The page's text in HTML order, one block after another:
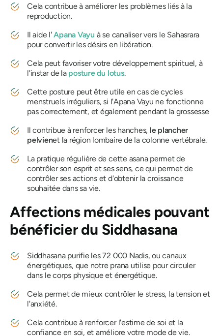
Cela contribue à améliorer les problèmes liés à la
reproduction.
Il aide l'Apana Vayu à se canaliser vers le Sahasrara
pour convertir les désirs en libération.
Cela peut favoriser votre développement spirituel, à
l'instar de la posture du lotus.
Cette posture peut être utile en cas de cycles
menstruels irréguliers, si l'Apana Vayu ne fonctionne
pas correctement, et également pendant la grossesse
Il contribue à renforcer les hanches, le plancher
pelvienet la région lombaire de la colonne vertébrale.
La pratique régulière de cette asana permet de
contrôler son esprit et ses sens, ce qui permet de
contrôler ses actions et d'obtenir la croissance
souhaitée dans sa vie.
Affections médicales pouvant
bénéficier du Siddhasana
Siddhasanapurifie les 72 000 Nadis, ou canaux
énergétiques, que notre prana utilise pour circuler
dans le corps physique et énergétique.
Cela permet de mieux contrôler le stress, la tension et
l'anxiété.
Cela contribue à renforcer l'estime de soi et la
confiance en soi, et améliore votre mode de vie.